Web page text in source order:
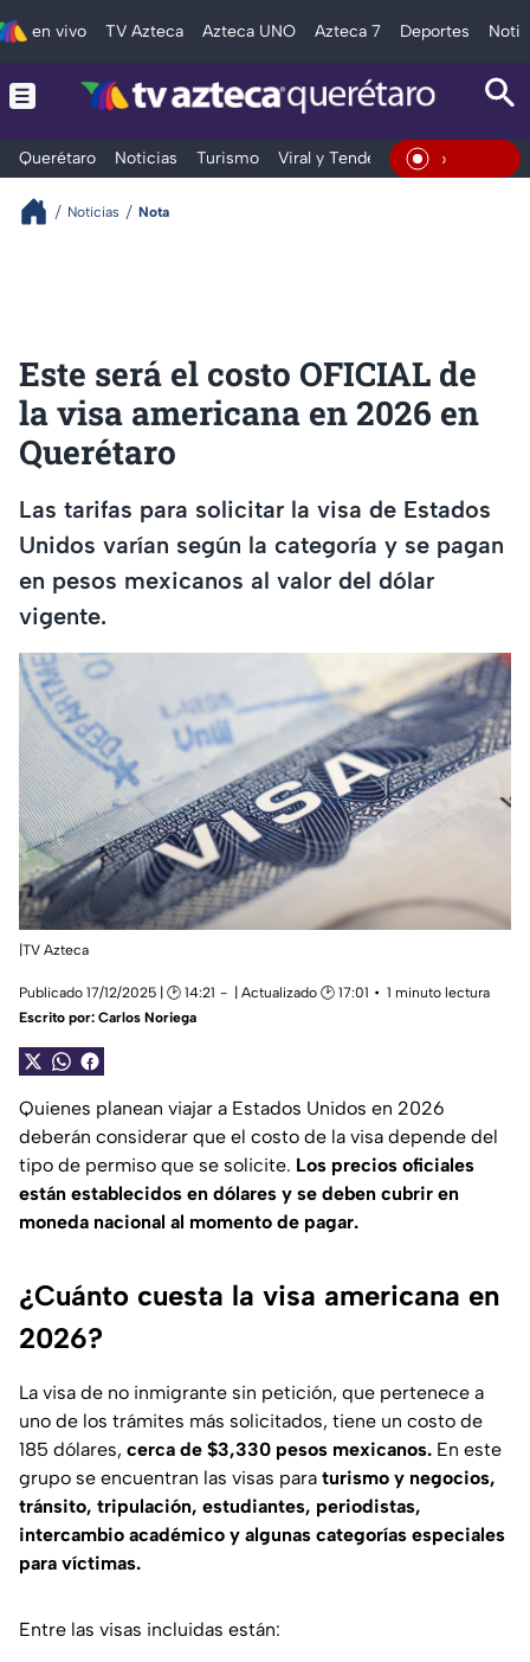
en vivo TV Azteca Azteca UNO Azteca 7 Deportes
Querétaro Noticias Turismo Viral y Tendencia Clima En Vivo
Noticias Nota
Este será el costo OFICIAL de
la visa americana en 2026 en
Querétaro
Las tarifas para solicitar la visa de Estados
Unidos varían según la categoría y se pagan
en pesos mexicanos al valor del dólar
vigente.
|TV Azteca
Publicado 17/12/2025 | 🕑 14:21 | Actualizado 🕑 17:01
1 minuto lectura
Escrito por: Carlos Noriega
Quienes planean viajar a Estados Unidos en 2026
deberán considerar que el costo de la visa depende del
tipo de permiso que se solicite. Los precios oficiales
están establecidos en dólares y se deben cubrir en
moneda nacional al momento de pagar.
¿Cuánto cuesta la visa americana en
2026?
La visa de no inmigrante sin petición, que pertenece a
uno de los trámites más solicitados, tiene un costo de
185 dólares, cerca de $3,330 pesos mexicanos. En este
grupo se encuentran las visas para turismo y negocios,
tránsito, tripulación, estudiantes, periodistas,
intercambio académico y algunas categorías especiales
para víctimas.
Entre las visas incluidas están: